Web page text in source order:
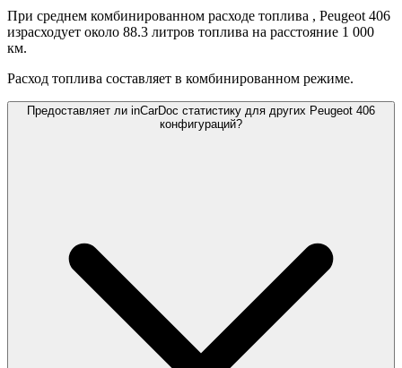
При среднем комбинированном расходе топлива , Peugeot 406
израсходует около 88.3 литров топлива на расстояние 1 000
км.
Расход топлива составляет в комбинированном режиме.
Предоставляет ли inCarDoc статистику для других Peugeot 406
конфигураций?